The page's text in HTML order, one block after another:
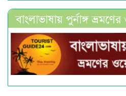
বাংলাভাষায় পুর্নাঙ্গ